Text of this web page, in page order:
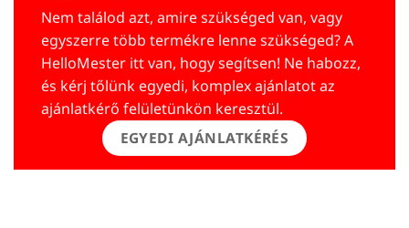
Nem találod azt, amire szükséged van, vagy
egyszerre több termékre lenne szükséged? A
HelloMester itt van, hogy segítsen! Ne habozz,
és kérj tőlünk egyedi, komplex ajánlatot az
ajánlatkérő felületünkön keresztül.
EGYEDI AJÁNLATKÉRÉS